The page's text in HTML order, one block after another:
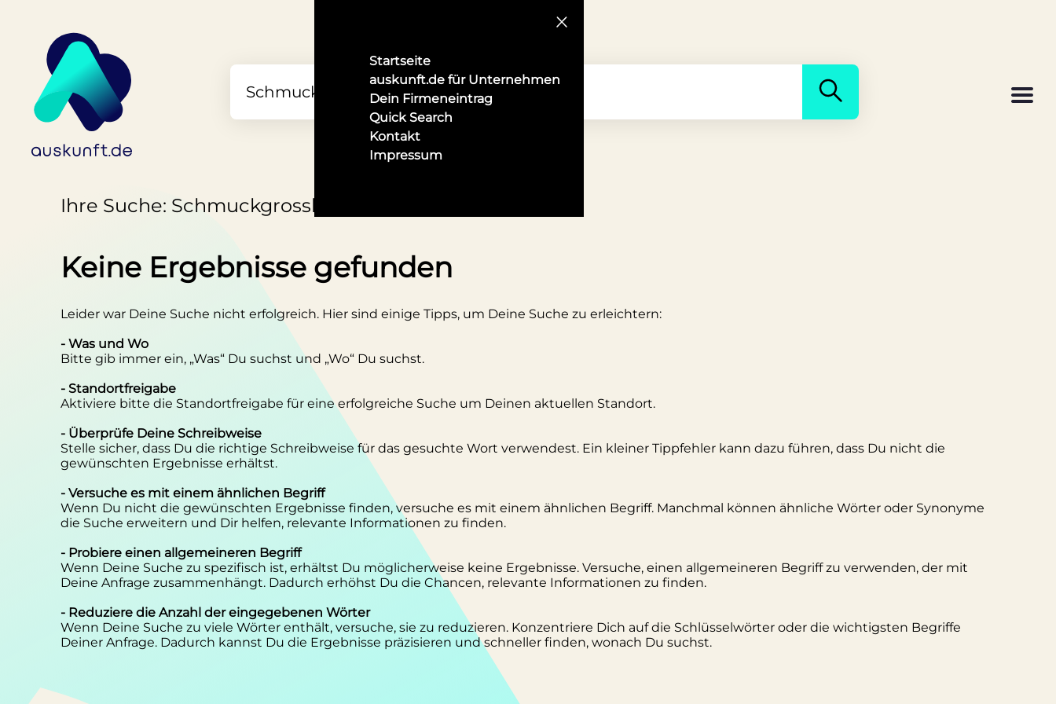
Startseite
auskunft.de für Unternehmen
Dein Firmeneintrag
Quick Search
Kontakt
Impressum
Ihre Suche: Schmuckgrosshandel in Reutlingen
Keine Ergebnisse gefunden
Leider war Deine Suche nicht erfolgreich. Hier sind einige Tipps, um Deine Suche zu erleichtern:
- Was und Wo
Bitte gib immer ein, „Was“ Du suchst und „Wo“ Du suchst.
- Standortfreigabe
Aktiviere bitte die Standortfreigabe für eine erfolgreiche Suche um Deinen aktuellen Standort.
- Überprüfe Deine Schreibweise
Stelle sicher, dass Du die richtige Schreibweise für das gesuchte Wort verwendest. Ein kleiner Tippfehler kann dazu führen, dass Du nicht die
gewünschten Ergebnisse erhältst.
- Versuche es mit einem ähnlichen Begriff
Wenn Du nicht die gewünschten Ergebnisse finden, versuche es mit einem ähnlichen Begriff. Manchmal können ähnliche Wörter oder Synonyme
die Suche erweitern und Dir helfen, relevante Informationen zu finden.
- Probiere einen allgemeineren Begriff
Wenn Deine Suche zu spezifisch ist, erhältst Du möglicherweise keine Ergebnisse. Versuche, einen allgemeineren Begriff zu verwenden, der mit
Deine Anfrage zusammenhängt. Dadurch erhöhst Du die Chancen, relevante Informationen zu finden.
- Reduziere die Anzahl der eingegebenen Wörter
Wenn Deine Suche zu viele Wörter enthält, versuche, sie zu reduzieren. Konzentriere Dich auf die Schlüsselwörter oder die wichtigsten Begriffe
Deiner Anfrage. Dadurch kannst Du die Ergebnisse präzisieren und schneller finden, wonach Du suchst.